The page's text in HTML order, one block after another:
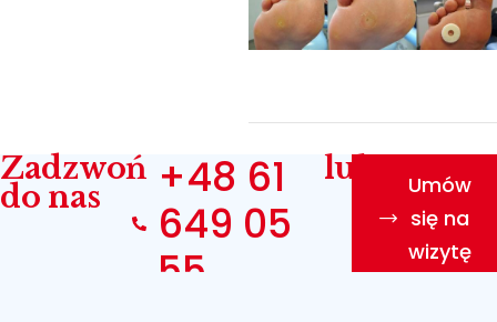
Zadzwoń
do nas
+48 61
649 05
55
lub
Umów
się na
wizytę